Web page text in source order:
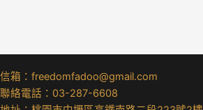
信箱：freedomfadoo@gmail.com
聯絡電話：03-287-6608